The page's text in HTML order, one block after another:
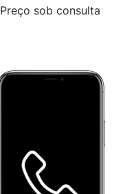
Preço sob consulta